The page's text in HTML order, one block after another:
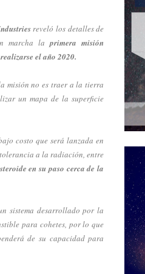
reveló los detalles de
marcha laprimera misión
el año 2020.
misión no es traer a la tierra
un mapa de la superficie
costo que será lanzada en
a la radiación, entre
en su paso cerca de la
sistema desarrollado por la
para cohetes, por lo que
de su capacidad para